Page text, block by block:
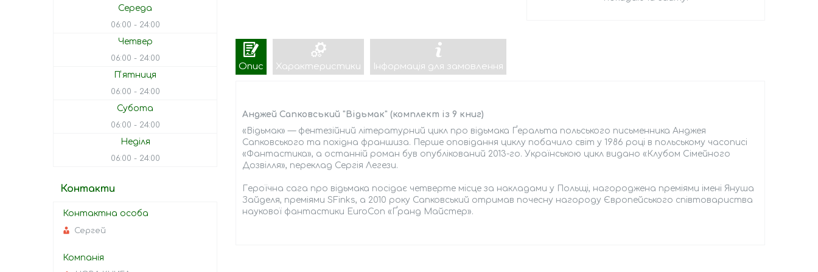
Опис Характеристики Інформація для замовлення
Анджей Сапковський "Відьмак" (комплект із 9 книг)
«Відьмак» — фентезійний літературний цикл про відьмака Ґеральта польського письменника Анджея
Сапковського та похідна франшиза. Перше оповідання циклу побачило світ у 1986 році в польському часописі
«Фантастика», а останній роман був опублікований 2013-го. Українською цикл видано «Клубом Сімейного
Дозвілля», переклад Сергія Легези.
Героїчна сага про відьмака посідає четверте місце за накладами у Польщі, нагороджена преміями імені Януша
Зайделя, преміями SFinks, а 2010 року Сапковський отримав почесну нагороду Європейського співтовариства
наукової фантастики EuroCon «Ґранд Майстер».
Середа
06:00 24:00
Четвер
06:00 24:00
Пʼятниця
06:00 24:00
Субота
06:00 24:00
Неділя
06:00 24:00
Контакти
Сергей